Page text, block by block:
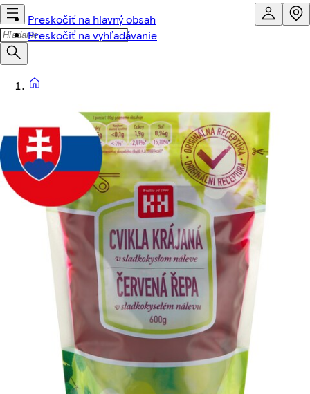
Preskočiť na hlavný obsah
Preskočiť na vyhľadávanie